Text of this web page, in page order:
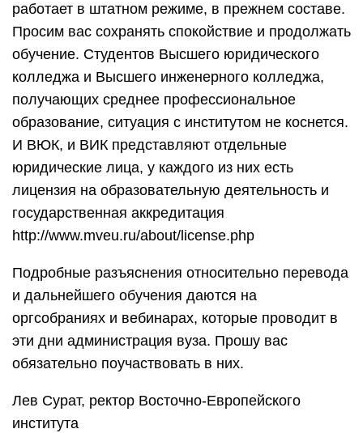
работает в штатном режиме, в прежнем составе.
Просим вас сохранять спокойствие и продолжать
обучение. Студентов Высшего юридического
колледжа и Высшего инженерного колледжа,
получающих среднее профессиональное
образование, ситуация с институтом не коснется.
И ВЮК, и ВИК представляют отдельные
юридические лица, у каждого из них есть
лицензия на образовательную деятельность и
государственная аккредитация
http://www.mveu.ru/about/license.php
Подробные разъяснения относительно перевода
и дальнейшего обучения даются на
оргсобраниях и вебинарах, которые проводит в
эти дни администрация вуза. Прошу вас
обязательно поучаствовать в них.
Лев Сурат, ректор Восточно-Европейского
института